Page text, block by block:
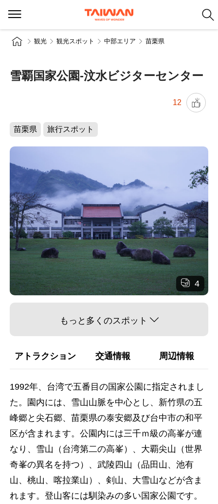
観光 観光スポット 中部エリア 苗栗県
雪覇国家公園-汶水ビジターセンター
12
苗栗県 旅行スポット
4
もっと多くのスポット
アトラクション 交通情報 周辺情報
1992年、台湾で五番目の国家公園に指定されまし
た。園内には、雪山山脈を中心とし、新竹県の五
峰郷と尖石郷、苗栗県の泰安郷及び台中市の和平
区が含まれます。公園内には三千ｍ級の高峯が連
なり、雪山（台湾第二の高峯）、大覇尖山（世界
奇峯の異名を持つ）、武陵四山（品田山、池有
山、桃山、喀拉業山）、剣山、大雪山などが含ま
れます。登山客には馴染みの多い国家公園です。